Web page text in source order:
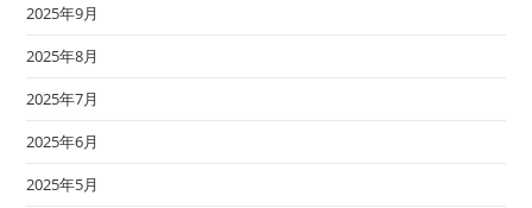
2025年9月
2025年8月
2025年7月
2025年6月
2025年5月